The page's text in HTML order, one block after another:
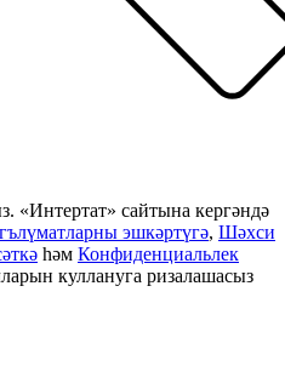
«Интертат» сайтына кергәндә
эшкәртүгә, Шәхси
һәм Конфиденциальлек
куллануга ризалашасыз